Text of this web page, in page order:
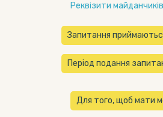
Реквізити майданчиків
Запитання
Період подання
Для того, щоб мати